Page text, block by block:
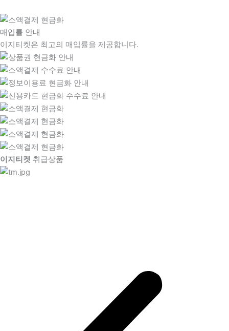
매입률 안내
이지티켓은 최고의 매입률을 제공합니다.
이지티켓 취급상품